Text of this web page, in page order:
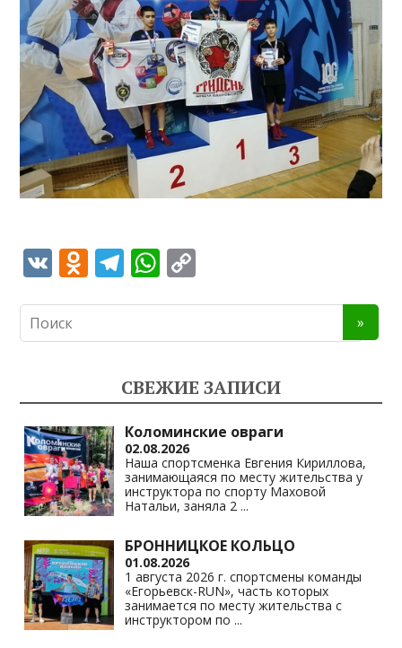
V O
o
as
s
ni
ki
T
gr
a
m
W
s
A
p
p
y
Li
n
k
СВЕЖИЕ ЗАПИСИ
Коломинские овраги
02.08.2026
Наша спортсменка Евгения Кириллова,
занимающаяся по месту жительства у
инструктора по спорту Маховой
Натальи, заняла 2 ...
БРОННИЦКОЕ КОЛЬЦО
01.08.2026
1 августа 2026 г. спортсмены команды
«Егорьевск-RUN», часть которых
занимается по месту жительства с
инструктором по ...